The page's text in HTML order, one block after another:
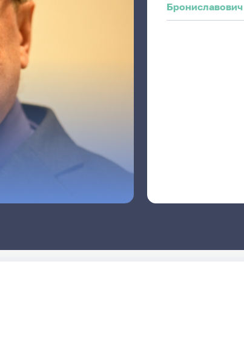
Брониславович